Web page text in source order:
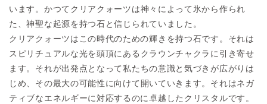
います。 かつてクリアクォーツは神々によって氷から作られ
た、神聖な起源を持つ石と信じられていました。
クリアクォーツはこの時代のための輝きを持つ石です。それは
スピリチュアルな光を頭頂にあるクラウンチャクラに引き寄せ
ます。 それが出発点となって私たちの意識と気づきが広がりは
じめ、その最大の可能性に向 けて開いていきます。 それはネガ
ティブなエネルギーに対応するのに卓越したクリスタルです。